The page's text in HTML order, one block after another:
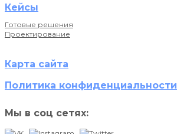
Кейсы
Готовые решения
Проектирование
Карта сайта
Политика конфиденциальности
Мы в соц сетях: